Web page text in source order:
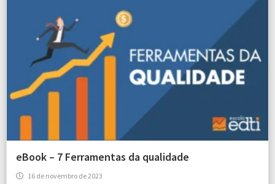
eBook – 7 Ferramentas da qualidade
16 de novembro de 2023